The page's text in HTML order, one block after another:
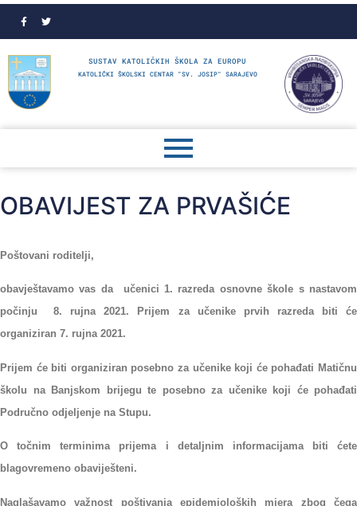
SUSTAV KATOLIČKIH ŠKOLA ZA EUROPU
KATOLIČKI ŠKOLSKI CENTAR "SV. JOSIP" SARAJEVO
OBAVIJEST ZA PRVAŠIĆE
Poštovani roditelji,
obavještavamo vas da učenici 1. razreda osnovne škole s nastavom
počinju 8. rujna 2021. Prijem za učenike prvih razreda biti će
organiziran 7. rujna 2021.
Prijem će biti organiziran posebno za učenike koji će pohađati Matičnu
školu na Banjskom brijegu te posebno za učenike koji će pohađati
Područno odjeljenje na Stupu.
O točnim terminima prijema i detaljnim informacijama biti ćete
blagovremeno obaviješteni.
Naglašavamo važnost poštivanja epidemioloških mjera zbog čega